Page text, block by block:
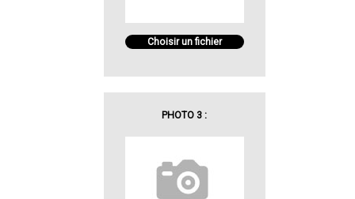
Choisir un fichier
PHOTO 3 :